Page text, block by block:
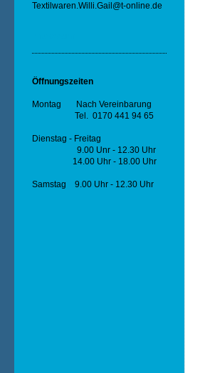
Textilwaren.Willi.Gail@t-online.de
Öffnungszeiten
Montag Nach Vereinbarung
Tel. 0170 441 94 65
Dienstag - Freitag
9.00 Unr - 12.30 Uhr
14.00 Uhr - 18.00 Uhr
Samstag 9.00 Uhr - 12.30 Uhr